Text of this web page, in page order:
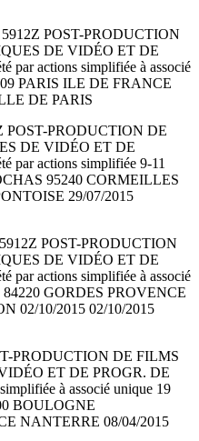
POST-PRODUCTION
DE VIDÉO ET DE
par actions simplifiée à associé
PARIS ILE DE FRANCE
DE PARIS
POST-PRODUCTION DE
DE VIDÉO ET DE
par actions simplifiée 9-11
95240 CORMEILLES
29/07/2015
POST-PRODUCTION
DE VIDÉO ET DE
par actions simplifiée à associé
GORDES PROVENCE
02/10/2015 02/10/2015
PRODUCTION DE FILMS
ET DE PROGR. DE
à associé unique 19
BOULOGNE
NANTERRE 08/04/2015